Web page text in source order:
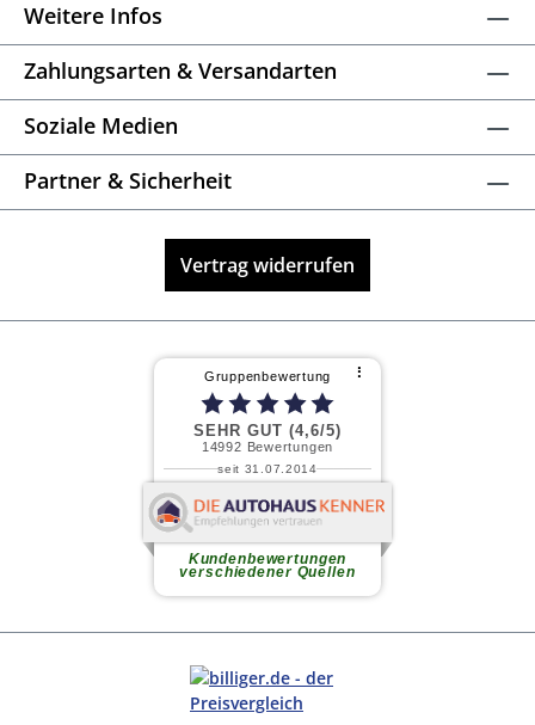
Weitere Infos
Zahlungsarten & Versandarten
Soziale Medien
Partner & Sicherheit
Vertrag widerrufen